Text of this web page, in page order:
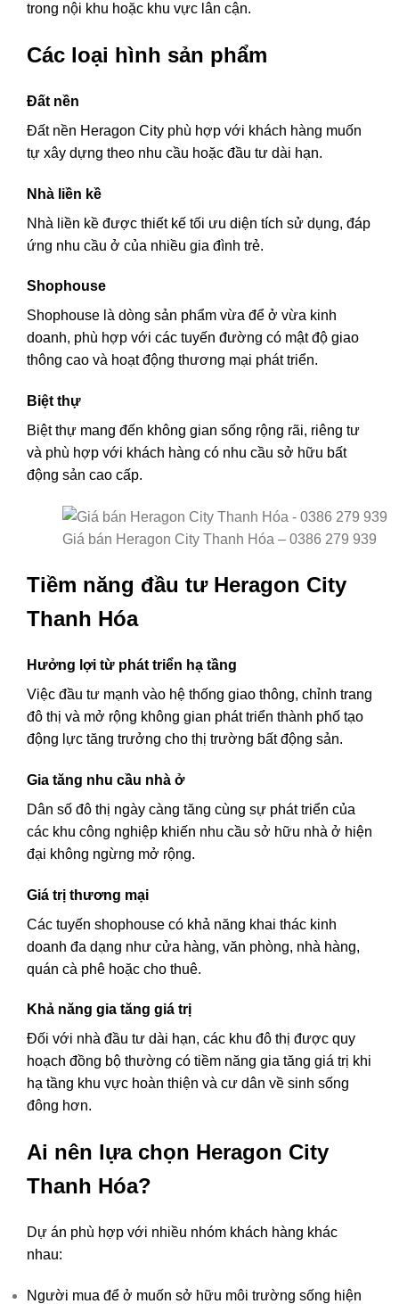
trong nội khu hoặc khu vực lân cận.
Các loại hình sản phẩm
Đất nền
Đất nền Heragon City phù hợp với khách hàng muốn
tự xây dựng theo nhu cầu hoặc đầu tư dài hạn.
Nhà liền kề
Nhà liền kề được thiết kế tối ưu diện tích sử dụng, đáp
ứng nhu cầu ở của nhiều gia đình trẻ.
Shophouse
Shophouse là dòng sản phẩm vừa để ở vừa kinh
doanh, phù hợp với các tuyến đường có mật độ giao
thông cao và hoạt động thương mại phát triển.
Biệt thự
Biệt thự mang đến không gian sống rộng rãi, riêng tư
và phù hợp với khách hàng có nhu cầu sở hữu bất
động sản cao cấp.
Giá bán Heragon City Thanh Hóa – 0386 279 939
Tiềm năng đầu tư Heragon City
Thanh Hóa
Hưởng lợi từ phát triển hạ tầng
Việc đầu tư mạnh vào hệ thống giao thông, chỉnh trang
đô thị và mở rộng không gian phát triển thành phố tạo
động lực tăng trưởng cho thị trường bất động sản.
Gia tăng nhu cầu nhà ở
Dân số đô thị ngày càng tăng cùng sự phát triển của
các khu công nghiệp khiến nhu cầu sở hữu nhà ở hiện
đại không ngừng mở rộng.
Giá trị thương mại
Các tuyến shophouse có khả năng khai thác kinh
doanh đa dạng như cửa hàng, văn phòng, nhà hàng,
quán cà phê hoặc cho thuê.
Khả năng gia tăng giá trị
Đối với nhà đầu tư dài hạn, các khu đô thị được quy
hoạch đồng bộ thường có tiềm năng gia tăng giá trị khi
hạ tầng khu vực hoàn thiện và cư dân về sinh sống
đông hơn.
Ai nên lựa chọn Heragon City
Thanh Hóa?
Dự án phù hợp với nhiều nhóm khách hàng khác
nhau:
Người mua để ở muốn sở hữu môi trường sống hiện